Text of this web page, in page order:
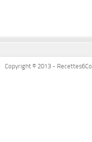
Copyright © 2013 -